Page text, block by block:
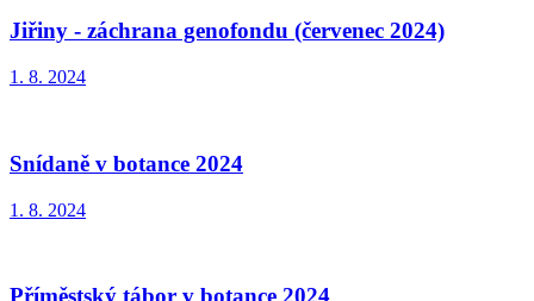
Jiřiny - záchrana genofondu (červenec 2024)
1. 8. 2024
Snídaně v botance 2024
1. 8. 2024
Příměstský tábor v botance 2024